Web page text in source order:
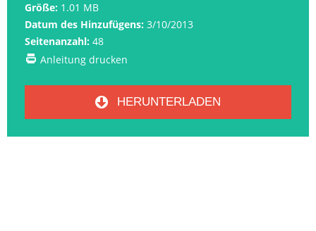
Größe: 1.01 MB
Datum des Hinzufügens: 3/10/2013
Seitenanzahl: 48
Anleitung drucken
HERUNTERLADEN